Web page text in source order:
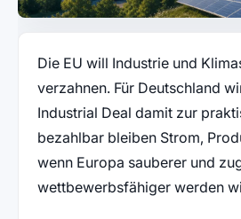
Die EU will Industrie und
verzahnen. Für Deutschland
Industrial Deal damit zur
bezahlbar bleiben Strom,
wenn Europa sauberer und
wettbewerbsfähiger werden